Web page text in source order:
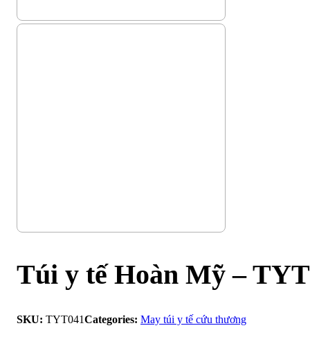
Túi y tế Hoàn Mỹ –
SKU: TYT041Categories: May túi y tế cứu thương